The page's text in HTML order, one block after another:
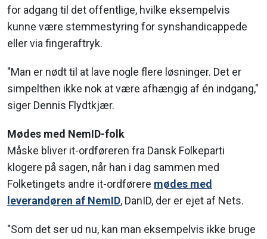
for adgang til det offentlige, hvilke eksempelvis
kunne være stemmestyring for synshandicappede
eller via fingeraftryk.
"Man er nødt til at lave nogle flere løsninger. Det er
simpelthen ikke nok at være afhængig af én indgang,"
siger Dennis Flydtkjær.
Mødes med NemID-folk
Måske bliver it-ordføreren fra Dansk Folkeparti
klogere på sagen, når han i dag sammen med
Folketingets andre it-ordførere mødes med
leverandøren af NemID, DanID, der er ejet af Nets.
"Som det ser ud nu, kan man eksempelvis ikke bruge